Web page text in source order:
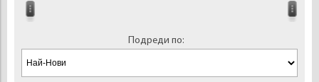
Подреди по: